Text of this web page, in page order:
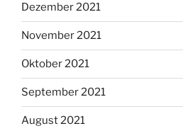
Dezember 2021
November 2021
Oktober 2021
September 2021
August 2021